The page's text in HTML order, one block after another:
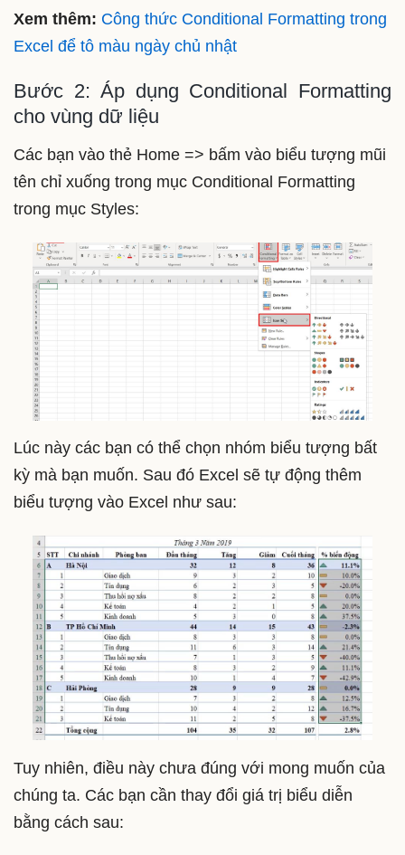
Xem thêm: Công thức Conditional Formatting trong
Excel để tô màu ngày chủ nhật
Bước 2: Áp dụng Conditional Formatting
cho vùng dữ liệu
Các bạn vào thẻ Home => bấm vào biểu tượng mũi
tên chỉ xuống trong mục Conditional Formatting
trong mục Styles:
Lúc này các bạn có thể chọn nhóm biểu tượng bất
kỳ mà bạn muốn. Sau đó Excel sẽ tự động thêm
biểu tượng vào Excel như sau:
Tuy nhiên, điều này chưa đúng với mong muốn của
chúng ta. Các bạn cần thay đổi giá trị biểu diễn
bằng cách sau: